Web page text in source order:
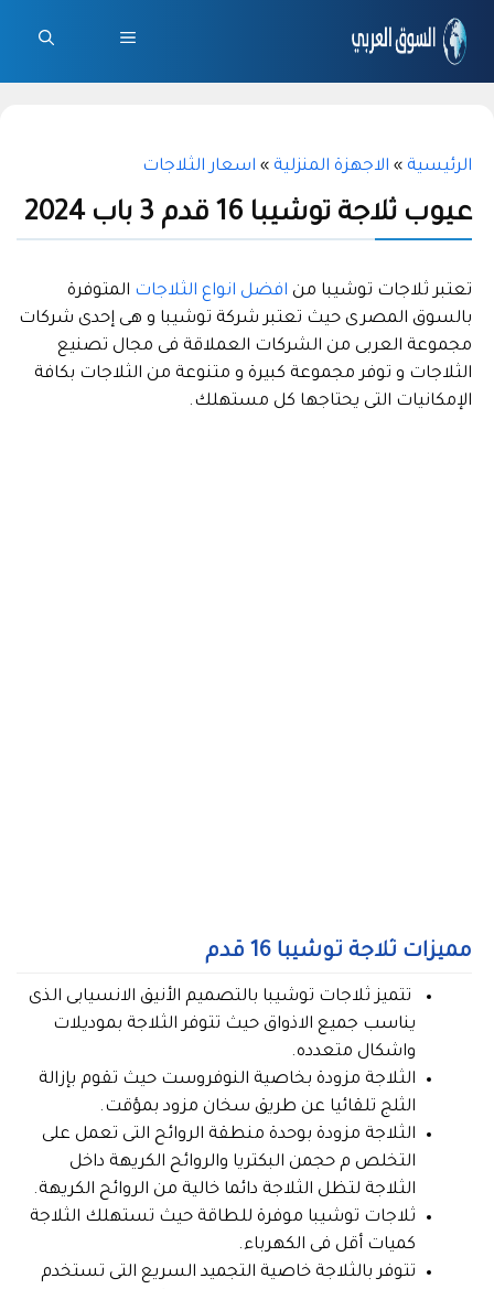
المحتوى
القائمة
الرئيسية » الاجهزة المنزلية » اسعار الثلاجات
عيوب ثلاجة توشيبا 16 قدم 3 باب 2024
تعتبر ثلاجات توشيبا من افضل انواع الثلاجات المتوفرة
بالسوق المصرى حيث تعتبر شركة توشيبا و هى إحدى شركات
مجموعة العربى من الشركات العملاقة فى مجال تصنيع
الثلاجات و توفر مجموعة كبيرة و متنوعة من الثلاجات بكافة
الإمكانيات التى يحتاجها كل مستهلك.
مميزات ثلاجة توشيبا 16 قدم
تتميز ثلاجات توشيبا بالتصميم الأنيق الانسيابى الذى
يناسب جميع الاذواق حيث تتوفر الثلاجة بموديلات
واشكال متعدده.
الثلاجة مزودة بخاصية النوفروست حيث تقوم بإزالة
الثلج تلقائيا عن طريق سخان مزود بمؤقت.
الثلاجة مزودة بوحدة منطقة الروائح التى تعمل على
التخلص م حجمن البكتريا والروائح الكريهة داخل
الثلاجة لتظل الثلاجة دائما خالية من الروائح الكريهة.
ثلاجات توشيبا موفرة للطاقة حيث تستهلك الثلاجة
كميات أقل فى الكهرباء.
تتوفر بالثلاجة خاصية التجميد السريع التى تستخدم